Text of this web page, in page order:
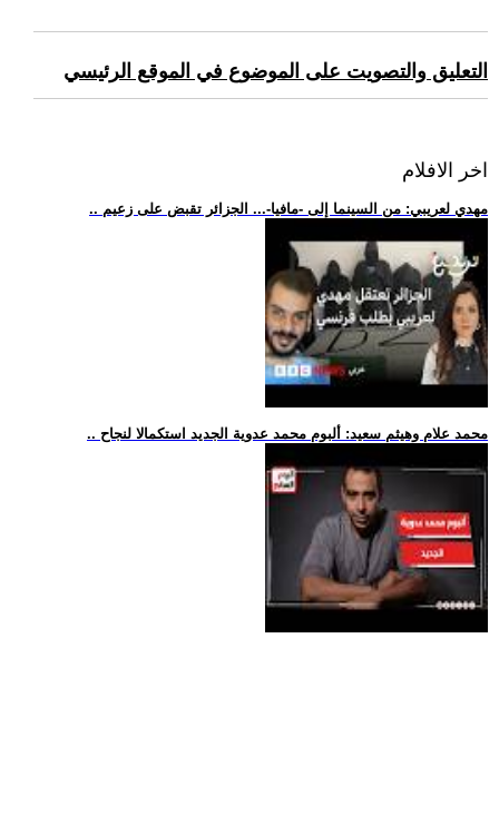
التعليق والتصويت على الموضوع في الموقع الرئيسي
اخر الافلام
.. مهدي لعريبي: من السينما إلى -مافيا-... الجزائر تقبض على زعيم
.. محمد علام وهيثم سعيد: ألبوم محمد عدوية الجديد استكمالا لنجاح